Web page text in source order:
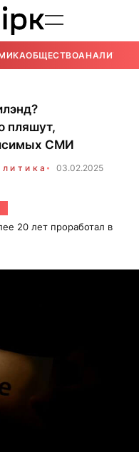
ОБЩЕСТВОАНАЛИТИКА
пляшут,
СМИ
03.02.2025
20 лет проработал в